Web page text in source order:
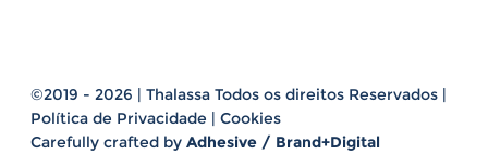
©2019 - 2026 | Thalassa Todos os direitos Reservados |
Política de Privacidade | Cookies
Carefully crafted by Adhesive / Brand+Digital